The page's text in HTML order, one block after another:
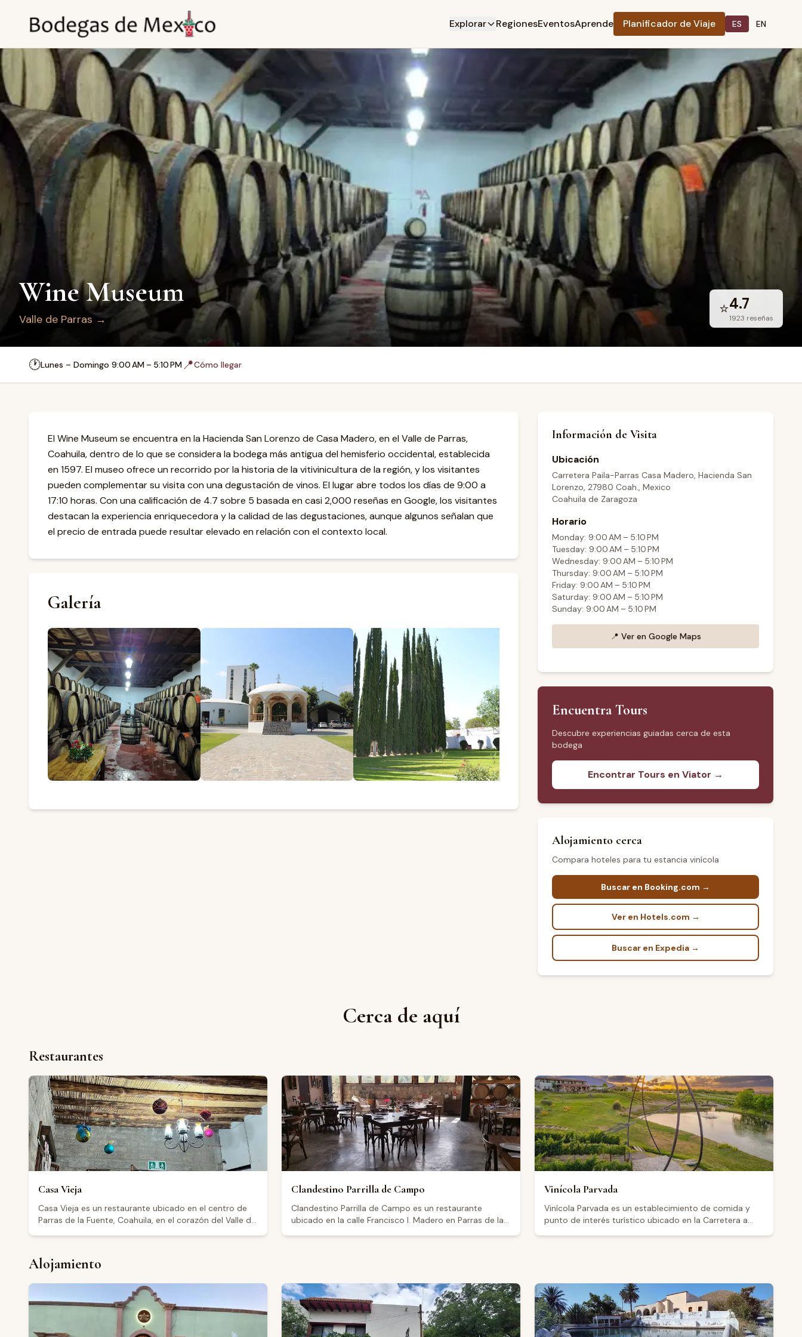
Explorar RegionesEventosAprende Planificador de Viaje ES EN
Wine Museum
Valle de Parras→
⭐4.7
1923 reseñas
🕐Lunes – Domingo 9:00 AM – 5:10 PM📍Cómo llegar
El Wine Museum se encuentra en la Hacienda San Lorenzo de Casa Madero, en el Valle de Parras,
Coahuila, dentro de lo que se considera la bodega más antigua del hemisferio occidental, establecida
en 1597. El museo ofrece un recorrido por la historia de la vitivinicultura de la región, y los visitantes
pueden complementar su visita con una degustación de vinos. El lugar abre todos los días de 9:00 a
17:10 horas. Con una calificación de 4.7 sobre 5 basada en casi 2,000 reseñas en Google, los visitantes
destacan la experiencia enriquecedora y la calidad de las degustaciones, aunque algunos señalan que
el precio de entrada puede resultar elevado en relación con el contexto local.
Galería
Información de Visita
Ubicación
Carretera Paila-Parras Casa Madero, Hacienda San
Lorenzo, 27980 Coah., Mexico
Coahuila de Zaragoza
Horario
Monday: 9:00 AM – 5:10 PM
Tuesday: 9:00 AM – 5:10 PM
Wednesday: 9:00 AM – 5:10 PM
Thursday: 9:00 AM – 5:10 PM
Friday: 9:00 AM – 5:10 PM
Saturday: 9:00 AM – 5:10 PM
Sunday: 9:00 AM – 5:10 PM
📍 Ver en Google Maps
Encuentra Tours
Descubre experiencias guiadas cerca de esta
bodega
Encontrar Tours en Viator →
Alojamiento cerca
Compara hoteles para tu estancia vinícola
Buscar en Booking.com →
Ver en Hotels.com →
Buscar en Expedia →
Cerca de aquí
Restaurantes
Casa Vieja
Casa Vieja es un restaurante ubicado en el centro de
Parras de la Fuente, Coahuila, en el corazón del Valle de
de 8:00 a 16:00, cerrando los martes. Cuenta con una
calificación de 4.5 sobre 5 basada en más de 1,100
ambiente agradable, buena atención y porciones
generosas, mencionando platillos como pollo, mole y
pastas entre las opciones del menú.
Clandestino Parrilla de Campo
Clandestino Parrilla de Campo es un restaurante
ubicado en la calle Francisco I. Madero en Parras de la
la calidad de los ingredientes frescos, el ambiente
cómodo y agradable, y la atención del personal. El
restaurante ofrece opciones de vino de la casa. Abre
de jueves a sábado de 13:00 a 22:00 y los domingos
Vinícola Parvada
Vinícola Parvada es un establecimiento de comida y
punto de interés turístico ubicado en la Carretera a
sábado de 10:00 a 21:00, y domingo de 10:00 a 17:00.
Cuenta con una calificación de 4.5 sobre 5 basada en
504 reseñas en Google. Los visitantes destacan en
general la experiencia de catas. Para reservaciones o
Alojamiento